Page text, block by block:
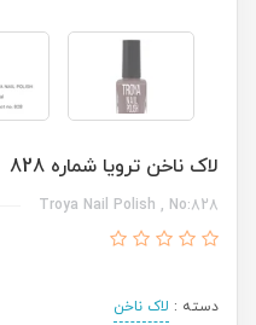
لاک ناخن ترویا شماره 828
Troya Nail Polish , No:828
دسته : لاک ناخن